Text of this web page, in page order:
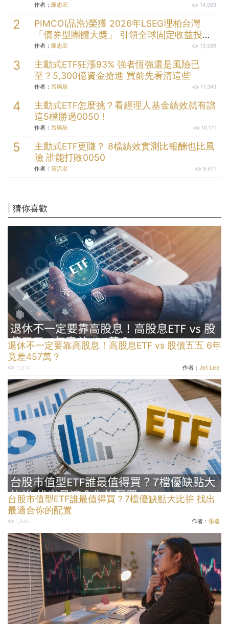
作者： 陳志宏 14,083
PIMCO(品浩)榮獲 2026年LSEG理柏台灣
「債券型團體大獎」 引領全球固定收益投資
逾半世紀的投資實力
作者： 陳志宏 13,589
主動式ETF狂漲93% 強者恆強還是風險已
至？5,300億資金搶進 買前先看清這些
作者： 呂珮辰 11,343
主動式ETF怎麼挑？看經理人基金績效就有譜
這5檔勝過0050！
作者： 呂珮辰 10,171
主動式ETF更賺？ 8檔績效實測比報酬也比風
險 誰能打敗0050
作者： 清流君 9,671
猜你喜歡
退休不一定要靠高股息！高股息ETF vs 股債五五 6年
竟差457萬？
11,614 作者： Jet Lee
台股市值型ETF誰最值得買？7檔優缺點大比拚 找出
最適合你的配置
1,849 作者： 張遠